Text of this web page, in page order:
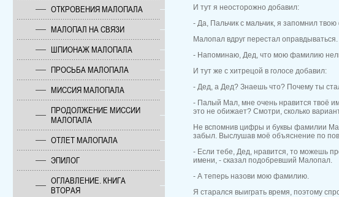
ОТКРОВЕНИЯ МАЛОПАЛА
МАЛОПАЛ НА СВЯЗИ
ШПИОНАЖ МАЛОПАЛА
ПРОСЬБА МАЛОПАЛА
МИССИЯ МАЛОПАЛА
ПРОДОЛЖЕНИЕ МИССИИ
МАЛОПАЛА
ОТЛЕТ МАЛОПАЛА
ЭПИЛОГ
ОГЛАВЛЕНИЕ. КНИГА
ВТОРАЯ
И тут я неосторожно добавил:
- Да, Пальчик с мальчик, я запомнил
Малопал вдруг перестал
- Напоминаю, Дед, что мою фамилию
И тут же с хитрецой в голосе добавил:
- Дед, а Дед? Знаешь что? Почему ты
- Палый Мал, мне очень нравится твоё
это не обижает? Смотри, сколько
Не вспомнив цифры и буквы фамилии
забыл. Выслушав моё объяснение по
- Если тебе, Дед, нравится, то можешь
имени, - сказал подобревший Малопал.
- А теперь назови мою фамилию.
Я старался выиграть время, поэтому